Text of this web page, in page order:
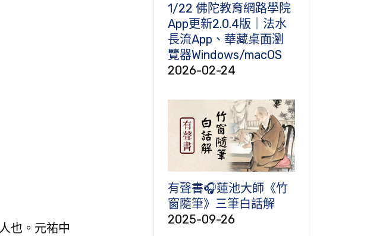
也。元祐中
1/22 佛陀教育網路學院
App更新2.0.4版｜法水
長流App、華藏桌面瀏
覽器Windows/macOS
2026-02-24
有聲書🎧蓮池大師《竹
窗隨筆》三筆白話解
2025-09-26